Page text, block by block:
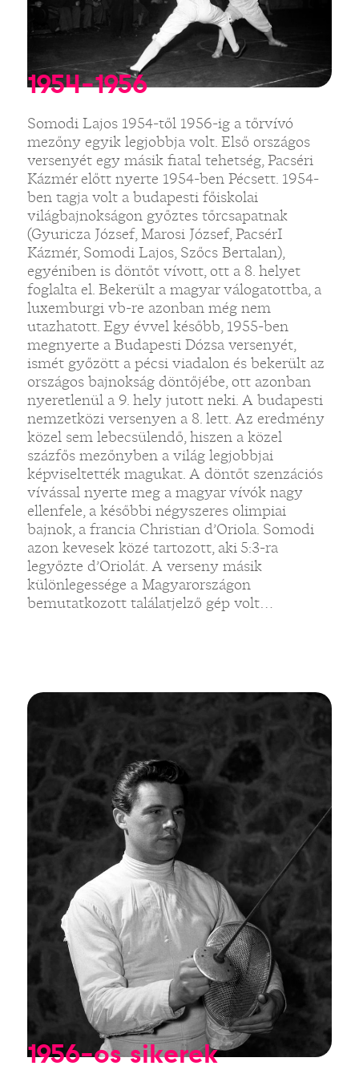
1954-1956
Somodi Lajos 1954-től 1956-ig a tőrvívó
mezőny egyik legjobbja volt. Első országos
versenyét egy másik fiatal tehetség, Pacséri
Kázmér előtt nyerte 1954-ben Pécsett. 1954-
ben tagja volt a budapesti főiskolai
világbajnokságon győztes tőrcsapatnak
(Gyuricza József, Marosi József, PacsérI
Kázmér, Somodi Lajos, Szőcs Bertalan),
egyéniben is döntőt vívott, ott a 8. helyet
foglalta el. Bekerült a magyar válogatottba, a
luxemburgi vb-re azonban még nem
utazhatott. Egy évvel később, 1955-ben
megnyerte a Budapesti Dózsa versenyét,
ismét győzött a pécsi viadalon és bekerült az
országos bajnokság döntőjébe, ott azonban
nyeretlenül a 9. hely jutott neki. A budapesti
nemzetközi versenyen a 8. lett. Az eredmény
közel sem lebecsülendő, hiszen a közel
százfős mezőnyben a világ legjobbjai
képviseltették magukat. A döntőt szenzációs
vívással nyerte meg a magyar vívók nagy
ellenfele, a későbbi négyszeres olimpiai
bajnok, a francia Christian d’Oriola. Somodi
azon kevesek közé tartozott, aki 5:3-ra
legyőzte d’Oriolát. A verseny másik
különlegessége a Magyarországon
bemutatkozott találatjelző gép volt…
1956-os sikerek